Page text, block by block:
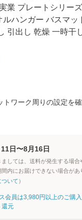
業 プレートシリー
ルハンガー バスマッ
引出し 乾燥 一時干
トワーク周りの設定を
日〜8月16日
しては、送料が発生する場合
内にお届けできない場合があ
ついて ）
会員は3,980円以上のご購入
還元